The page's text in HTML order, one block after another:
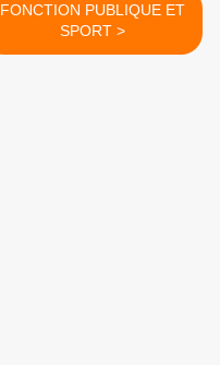
FONCTION PUBLIQUE ET
SPORT >